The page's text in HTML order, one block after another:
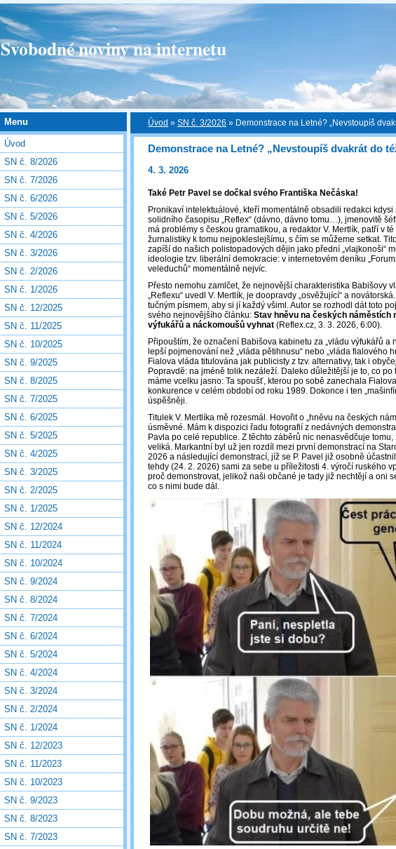
Svobodné noviny na internetu
Úvod » SN č. 3/2026 » Demonstrace na Letné? „Nevstoupíš
Demonstrace na Letné? „Nevstoupíš dvakrát do
4. 3. 2026
Také Petr Pavel se dočkal svého Františka Nečáska!
Pronikaví intelektuálové, kteří momentálně obsadili redakci
solidního časopisu „Reflex“ (dávno, dávno tomu…), jmenovitě
má problémy s českou gramatikou, a redaktor V. Mertlík, patří v
žurnalistiky k tomu nejpokleslejšímu, s čím se můžeme setkat.
zapíší do našich polistopadových dějin jako přední „vlajkonoši“
ideologie tzv. liberální demokracie: v internetovém deníku
veleduchů“ momentálně nejvíc.
Přesto nemohu zamlčet, že nejnovější charakteristika Babišovy
„Reflexu“ uvedl V. Mertlík, je doopravdy „osvěžující“ a
tučným písmem, aby si jí každý všiml. Autor se rozhodl dát toto
svého nejnovějšího článku: Stav hněvu na českých náměstích
výfukářů a náckomoušů vyhnat (Reflex.cz, 3. 3. 2026, 6:00).
Připouštím, že označení Babišova kabinetu za „vládu výfukářů a
lepší pojmenování než „vláda pětihnusu“ nebo „vláda fialového
Fialova vláda titulována jak publicisty z tzv. alternativy, tak i
Popravdě: na jméně tolik nezáleží. Daleko důležitější je to, co po
máme vcelku jasno: Ta spoušť, kterou po sobě zanechala
konkurence v celém období od roku 1989. Dokonce i ten
úspěšněji.
Titulek V. Mertlíka mě rozesmál. Hovořit o „hněvu na českých
úsměvné. Mám k dispozici řadu fotografií z nedávných
Pavla po celé republice. Z těchto záběrů nic nenasvědčuje
veliká. Markantní byl už jen rozdíl mezi první demonstrací na
2026 a následující demonstrací, jíž se P. Pavel již osobně
tehdy (24. 2. 2026) sami za sebe u příležitosti 4. výročí ruského
proč demonstrovat, jelikož naši občané je tady již nechtějí a oni
co s nimi bude dál.
Menu
Úvod
SN č. 8/2026
SN č. 7/2026
SN č. 6/2026
SN č. 5/2026
SN č. 4/2026
SN č. 3/2026
SN č. 2/2026
SN č. 1/2026
SN č. 12/2025
SN č. 11/2025
SN č. 10/2025
SN č. 9/2025
SN č. 8/2025
SN č. 7/2025
SN č. 6/2025
SN č. 5/2025
SN č. 4/2025
SN č. 3/2025
SN č. 2/2025
SN č. 1/2025
SN č. 12/2024
SN č. 11/2024
SN č. 10/2024
SN č. 9/2024
SN č. 8/2024
SN č. 7/2024
SN č. 6/2024
SN č. 5/2024
SN č. 4/2024
SN č. 3/2024
SN č. 2/2024
SN č. 1/2024
SN č. 12/2023
SN č. 11/2023
SN č. 10/2023
SN č. 9/2023
SN č. 8/2023
SN č. 7/2023